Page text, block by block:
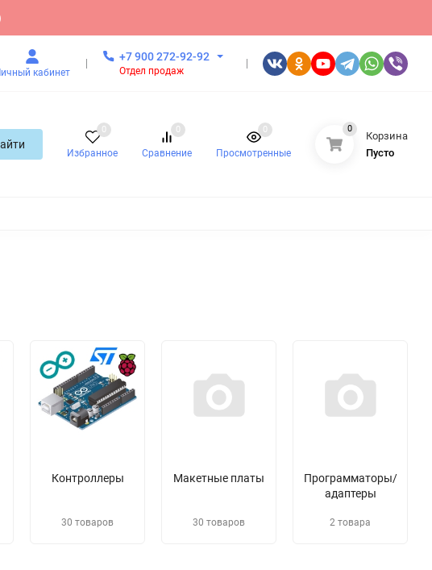
кабинет
+7 900 272-92-92
Отдел продаж
Избранное
0
Сравнение
0
Просмотренные
0 0
Корзина
Пусто
Контроллеры
30 товаров
Макетные платы
30 товаров
Программаторы/
адаптеры
2 товара